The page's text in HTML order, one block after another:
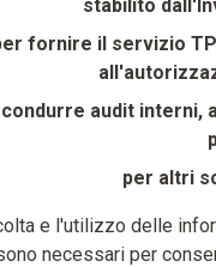
stabilito
fornire il servizio
audit interni,
per altri
e l'utilizzo delle
necessari per